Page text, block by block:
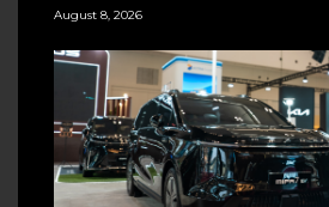
August 8, 2026